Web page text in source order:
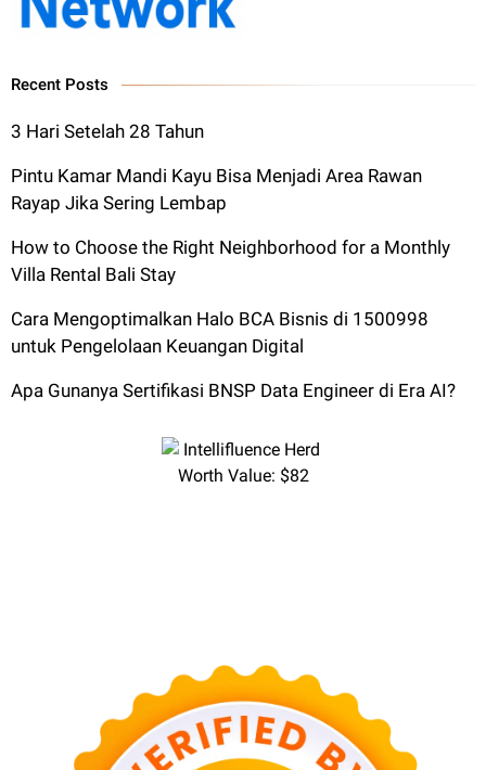
Recent Posts
3 Hari Setelah 28 Tahun
Pintu Kamar Mandi Kayu Bisa Menjadi Area Rawan
Rayap Jika Sering Lembap
How to Choose the Right Neighborhood for a Monthly
Villa Rental Bali Stay
Cara Mengoptimalkan Halo BCA Bisnis di 1500998
untuk Pengelolaan Keuangan Digital
Apa Gunanya Sertifikasi BNSP Data Engineer di Era AI?